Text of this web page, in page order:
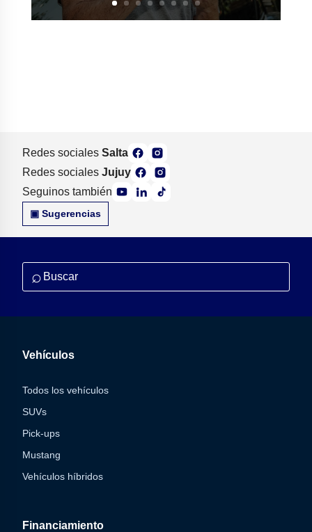
Redes sociales Salta
Redes sociales Jujuy
Seguinos también
▣ Sugerencias
⌕
Vehículos
Todos los vehículos
SUVs
Pick-ups
Mustang
Vehículos híbridos
Financiamiento